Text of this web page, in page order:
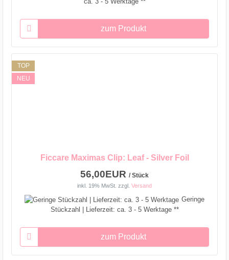
zum Produkt
TOP
NEU
Ficcare Maximas Clip: Leaf - Silver Foil
56,00EUR / Stück
inkl. 19% MwSt. zzgl. Versand
Geringe
Stückzahl | Lieferzeit: ca. 3 - 5 Werktage **
zum Produkt